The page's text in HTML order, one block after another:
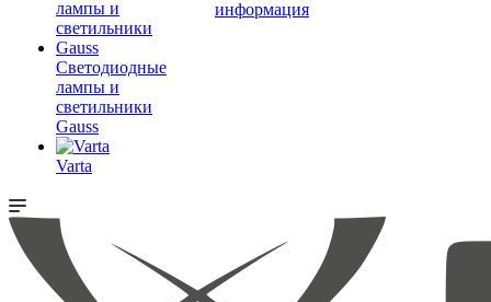
Светодиодные
лампы и
светильники
Gauss
Varta
информация